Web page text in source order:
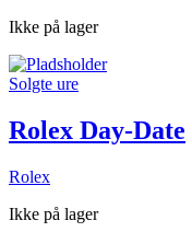
Ikke på lager
Solgte ure
Rolex Day-Date
Rolex
Ikke på lager